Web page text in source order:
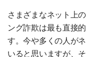
さまざまなネット上
ング詐欺は最も直接
す。今や多くの人が
いると思いますが、